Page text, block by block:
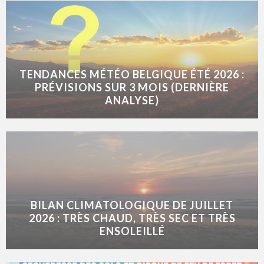
TENDANCES MÉTÉO BELGIQUE ÉTÉ 2026 :
PRÉVISIONS SUR 3 MOIS (DERNIÈRE
ANALYSE)
BILAN CLIMATOLOGIQUE DE JUILLET
2026 : TRÈS CHAUD, TRÈS SEC ET TRÈS
ENSOLEILLÉ